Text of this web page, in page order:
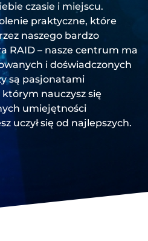
czasie i miejscu.
praktyczne, które
naszego bardzo
RAID – nasze centrum ma
i doświadczonych
są pasjonatami
nauczysz się
umiejętności
uczył się od najlepszych.